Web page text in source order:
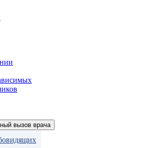
вызов врача